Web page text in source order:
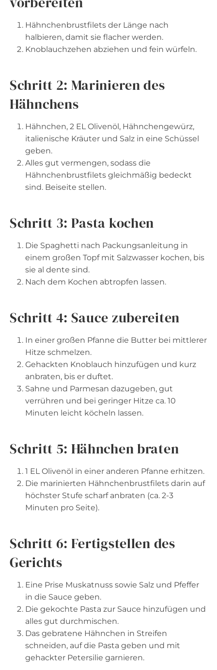
Hähnchenbrustfilets der Länge nach
halbieren, damit sie flacher werden.
Knoblauchzehen abziehen und fein würfeln.
Schritt 2: Marinieren des
Hähnchens
Hähnchen, 2 EL Olivenöl, Hähnchengewürz,
italienische Kräuter und Salz in eine Schüssel
geben.
Alles gut vermengen, sodass die
Hähnchenbrustfilets gleichmäßig bedeckt
sind. Beiseite stellen.
Schritt 3: Pasta kochen
Die Spaghetti nach Packungsanleitung in
einem großen Topf mit Salzwasser kochen, bis
sie al dente sind.
Nach dem Kochen abtropfen lassen.
Schritt 4: Sauce zubereiten
In einer großen Pfanne die Butter bei mittlerer
Hitze schmelzen.
Gehackten Knoblauch hinzufügen und kurz
anbraten, bis er duftet.
Sahne und Parmesan dazugeben, gut
verrühren und bei geringer Hitze ca. 10
Minuten leicht köcheln lassen.
Schritt 5: Hähnchen braten
1 EL Olivenöl in einer anderen Pfanne erhitzen.
Die marinierten Hähnchenbrustfilets darin auf
höchster Stufe scharf anbraten (ca. 2-3
Minuten pro Seite).
Schritt 6: Fertigstellen des
Gerichts
Eine Prise Muskatnuss sowie Salz und Pfeffer
in die Sauce geben.
Die gekochte Pasta zur Sauce hinzufügen und
alles gut durchmischen.
Das gebratene Hähnchen in Streifen
schneiden, auf die Pasta geben und mit
gehackter Petersilie garnieren.